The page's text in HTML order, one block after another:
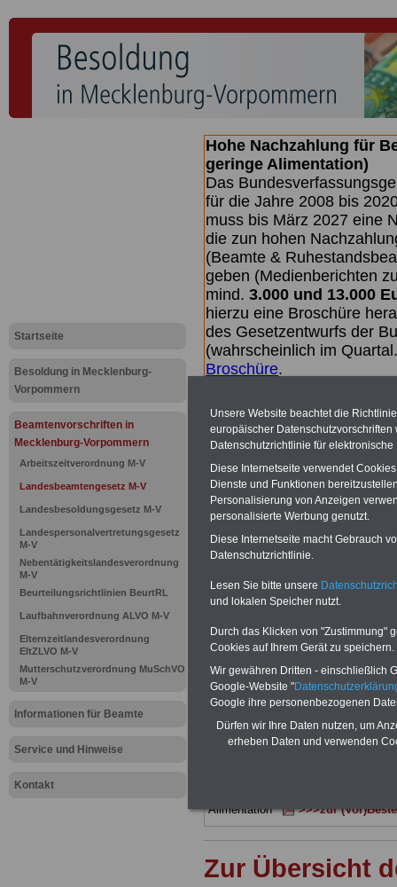
Startseite
Besoldung in Mecklenburg-
Vorpommern
Beamtenvorschriften in
Mecklenburg-Vorpommern
Arbeitszeitverordnung M-V
Landesbeamtengesetz M-V
Landesbesoldungsgesetz M-V
Landespersonalvertretungsgesetz
M-V
Nebentätigkeitslandesverordnung
M-V
Beurteilungsrichtlinien BeurtRL
Laufbahnverordnung ALVO M-V
Elternzeitlandesverordnung
EltZLVO M-V
Mutterschutzverordnung MuSchVO
M-V
Informationen für Beamte
Service und Hinweise
Kontakt
Hohe Nachzahlung für
geringe Alimentation)
Das
für die Jahre 2008 bis
muss bis März 2027 eine
die zun hohen
(Beamte &
geben (Medienberichten
mind. 3.000 und 13.000
hierzu eine Broschüre
des Gesetzentwurfs der
(wahrscheinlich im
Broschüre.
94
BEHÖRDEN-ABOmit drei
25,00 Euro: Wissenswertes für
(Bund/Länder) sowie Beihilferecht in
Ländern. Alle drei Ratgeber sind
gegliedert und erläutern auch
Sachverhalte verständlich geregelt
geeigenet fürBeschäftigte
Tarifkräfte) von Mecklenburg-
kann hier bestellt werden
ACHTUNG Neue Broschüre zum
Alimentation
>>>zur
Zur Übersicht
Unsere Website beachtet die
europäischer
Datenschutzrichtlinie für
Diese Internetseite verwendet
Dienste und Funktionen
Personalisierung von Anzeigen
personalisierte Werbung genutzt.
Diese Internetseite macht Gebrauch
Datenschutzrichtlinie.
Lesen Sie bitte unsere
und lokalen Speicher nutzt.
Durch das Klicken von "Zustimmung"
Cookies auf Ihrem Gerät zu speichern.
Wir gewähren Dritten - einschließlich
Google-Website "
Google ihre personenbezogenen
Dürfen wir Ihre Daten nutzen, um
erheben Daten und verwenden